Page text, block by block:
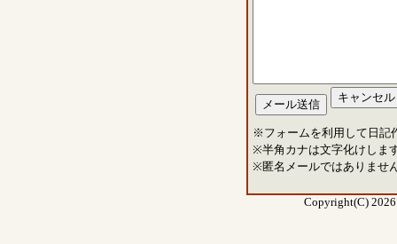
※フォームを利用して日記
※半角カナは文字化けしま
※匿名メールではありませ
Copyright(C)